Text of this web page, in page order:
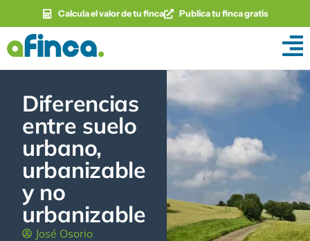
Calcula el valor de tu finca Publica tu finca gratis
Diferencias
entre suelo
urbano,
urbanizable
y no
urbanizable
José Osorio